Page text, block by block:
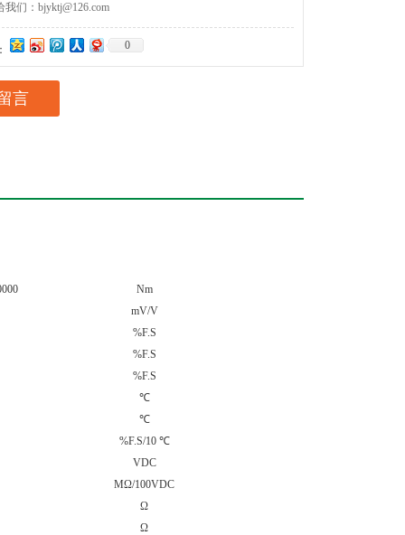
我们：bjyktj@126.com
0
言
Nm
mV/V
%F.S
%F.S
%F.S
℃
℃
%F.S/10 ℃
VDC
MΩ/100VDC
Ω
Ω